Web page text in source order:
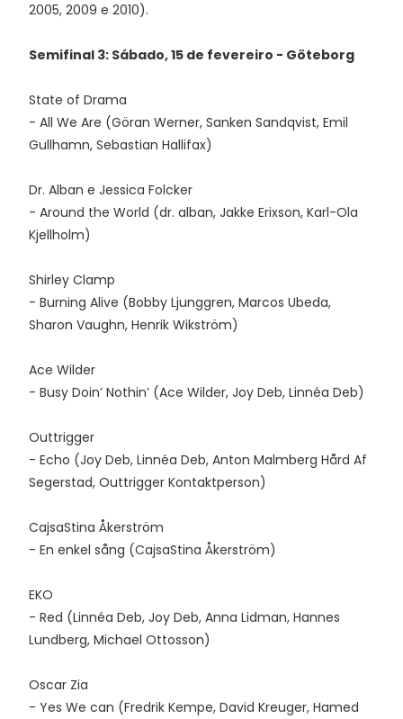
2005, 2009 e 2010).
Semifinal 3: Sábado, 15 de fevereiro - Göteborg
State of Drama
- All We Are (Göran Werner, Sanken Sandqvist, Emil
Gullhamn, Sebastian Hallifax)
Dr. Alban e Jessica Folcker
- Around the World (dr. alban, Jakke Erixson, Karl-Ola
Kjellholm)
Shirley Clamp
- Burning Alive (Bobby Ljunggren, Marcos Ubeda,
Sharon Vaughn, Henrik Wikström)
Ace Wilder
- Busy Doin’ Nothin’ (Ace Wilder, Joy Deb, Linnéa Deb)
Outtrigger
- Echo (Joy Deb, Linnéa Deb, Anton Malmberg Hård Af
Segerstad, Outtrigger Kontaktperson)
CajsaStina Åkerström
- En enkel sång (CajsaStina Åkerström)
EKO
- Red (Linnéa Deb, Joy Deb, Anna Lidman, Hannes
Lundberg, Michael Ottosson)
Oscar Zia
- Yes We can (Fredrik Kempe, David Kreuger, Hamed